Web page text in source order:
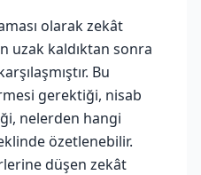
olarak zekât
uzak kaldıktan sonra
Bu
gerektiği, nisab
nelerden hangi
özetlenebilir.
düşen zekât